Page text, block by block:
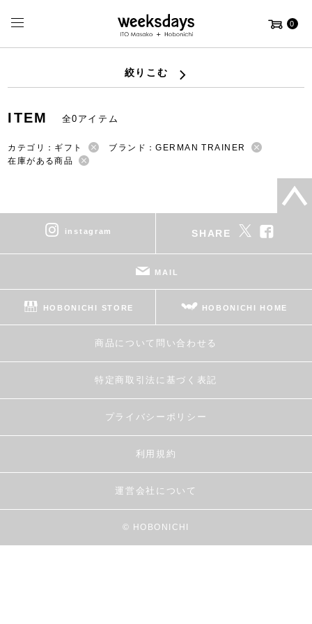
0
絞りこむ
ITEM 全0アイテム
カテゴリ：ギフト
ブランド：GERMAN TRAINER
在庫がある商品
instagram SHARE
MAIL
HOBONICHI STORE HOBONICHI HOME
商品について問い合わせる
特定商取引法に基づく表記
プライバシーポリシー
利用規約
運営会社について
© HOBONICHI